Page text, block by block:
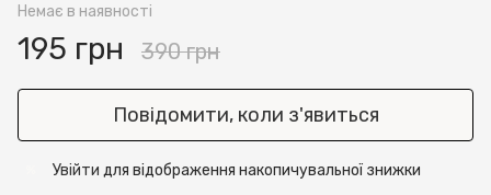
Немає в наявності
195 грн 390 грн
Повідомити, коли з'явиться
Увійти для відображення накопичувальної знижки